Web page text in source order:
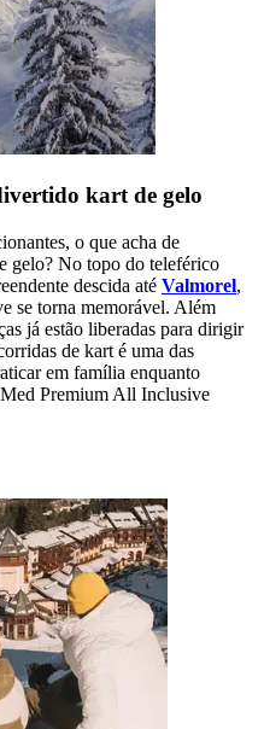
kart de gelo
o que acha de
gelo? No topo do teleférico
descida até Valmorel,
se torna memorável. Além
já estão liberadas para dirigir
de kart é uma das
em família enquanto
Premium All Inclusive